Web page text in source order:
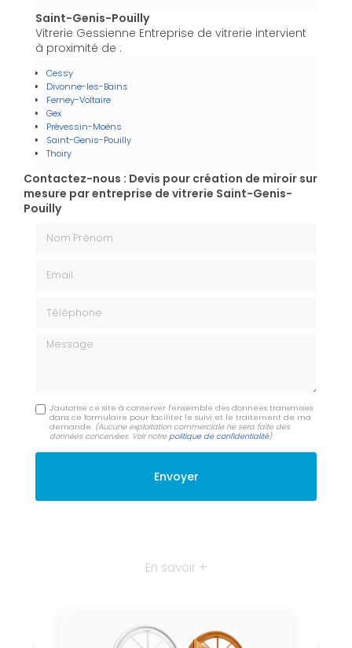
Saint-Genis-Pouilly
Vitrerie Gessienne Entreprise de vitrerie intervient
à proximité de :
Cessy
Divonne-les-Bains
Ferney-Voltaire
Gex
Prévessin-Moëns
Saint-Genis-Pouilly
Thoiry
Contactez-nous : Devis pour création de miroir sur
mesure par entreprise de vitrerie Saint-Genis-
Pouilly
Message
J'autorise ce site à conserver l'ensemble des données transmises
dans ce formulaire pour faciliter le suivi et le traitement de ma
demande. (Aucune exploitation commerciale ne sera faite des
données concervées. Voir notrepolitique de confidentialité)
En savoir +